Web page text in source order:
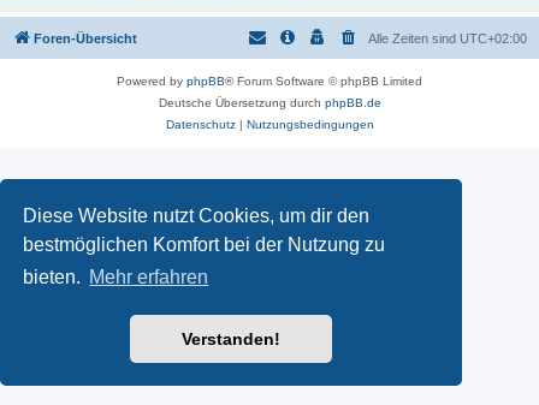
Diese Website nutzt Cookies, um dir den
bestmöglichen Komfort bei der Nutzung zu
bieten. Mehr erfahren
Verstanden!
Foren-Übersicht Alle Zeiten sind UTC+02:00
Powered by phpBB® Forum Software © phpBB Limited
Deutsche Übersetzung durch phpBB.de
Datenschutz| Nutzungsbedingungen